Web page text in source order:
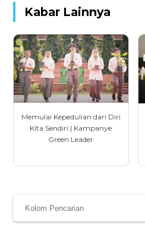
Kabar Lainnya
Memulai Kepedulian dari Diri
Kita Sendiri | Kampanye
Green Leader